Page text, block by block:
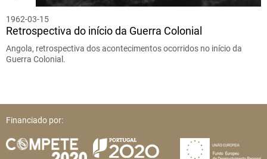
1962-03-15
Retrospectiva do início da Guerra Colonial
Angola, retrospectiva dos acontecimentos ocorridos no início da
Guerra Colonial.
Financiado por: